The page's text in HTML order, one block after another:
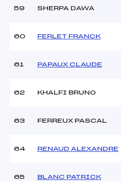
59 SHERPA DAWA
60 FERLET FRANCK
61 PAPAUX CLAUDE
62 KHALFI BRUNO
63 FERREUX PASCAL
64 RENAUD ALEXANDRE
65 BLANC PATRICK